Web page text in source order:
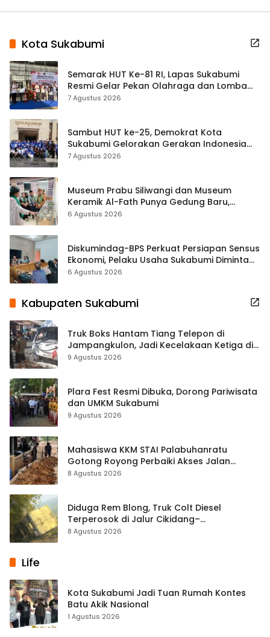
Kota Sukabumi
Semarak HUT Ke-81 RI, Lapas Sukabumi
Resmi Gelar Pekan Olahraga dan Lomba
Tradisional
7 Agustus 2026
Sambut HUT ke-25, Demokrat Kota
Sukabumi Gelorakan Gerakan Indonesia
ASRI Lewat Aksi Bersih Masjid Agung
7 Agustus 2026
Museum Prabu Siliwangi dan Museum
Keramik Al-Fath Punya Gedung Baru,
Hampir 500 Koleksi Dipisahkan
6 Agustus 2026
Diskumindag-BPS Perkuat Persiapan Sensus
Ekonomi, Pelaku Usaha Sukabumi Diminta
Terbuka Beri Data
6 Agustus 2026
Kabupaten Sukabumi
Truk Boks Hantam Tiang Telepon di
Jampangkulon, Jadi Kecelakaan Ketiga di
Titik yang Sama
9 Agustus 2026
Plara Fest Resmi Dibuka, Dorong Pariwisata
dan UMKM Sukabumi
9 Agustus 2026
Mahasiswa KKM STAI Palabuhanratu
Gotong Royong Perbaiki Akses Jalan
Majelis Ta’lim di Sagaranten
8 Agustus 2026
Diduga Rem Blong, Truk Colt Diesel
Terperosok di Jalur Cikidang–
Palabuhanratu
8 Agustus 2026
Life
Kota Sukabumi Jadi Tuan Rumah Kontes
Batu Akik Nasional
1 Agustus 2026